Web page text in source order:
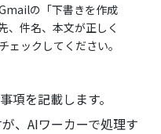
の「下書きを作成
、件名、本文が正しく
ェックしてください。
項を記載します。
、AIワーカーで処理す